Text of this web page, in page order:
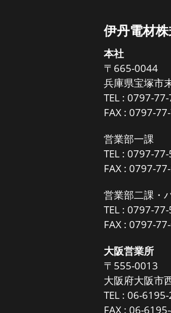
伊丹電材
本社
〒665-0044
兵庫県宝塚市
TEL :0797-
FAX : 0797-
営業部一課
TEL :0797-
FAX : 0797-
営業部二課・
TEL :0797-
FAX : 0797-
大阪営業所
〒555-0013
大阪府大阪市
TEL :06-
FAX : 06-